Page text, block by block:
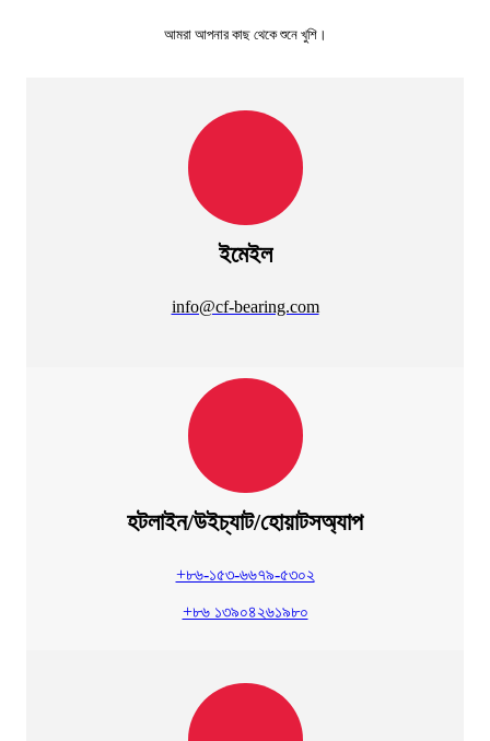
আমরা আপনার কাছ থেকে শুনে খুশি।
ইমেইল
info@cf-bearing.com
হটলাইন/উইচ্যাট/হোয়াটসঅ্যাপ
+৮৬-১৫৩-৬৬৭৯-৫৩০২
+৮৬ ১৩৯০৪২৬১৯৮০